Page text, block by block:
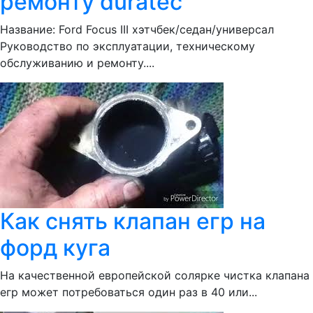
Название: Ford Focus III хэтчбек/седан/универсал
Руководство по эксплуатации, техническому
обслуживанию и ремонту....
Как снять клапан егр на
форд куга
На качественной европейской солярке чистка клапана
егр может потребоваться один раз в 40 или...